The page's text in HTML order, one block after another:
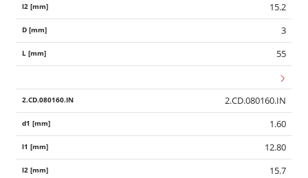
15.2
3
55
2.CD.080160.IN
1.60
12.80
15.7